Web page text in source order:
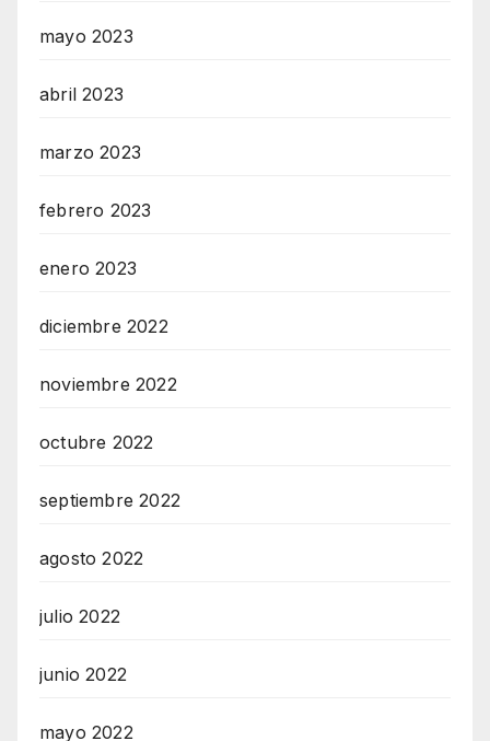
mayo 2023
abril 2023
marzo 2023
febrero 2023
enero 2023
diciembre 2022
noviembre 2022
octubre 2022
septiembre 2022
agosto 2022
julio 2022
junio 2022
mayo 2022